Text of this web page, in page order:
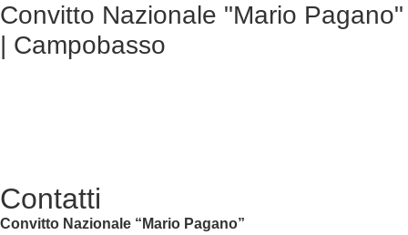
Convitto Nazionale "Mario Pagano"
| Campobasso
Contatti
Convitto Nazionale “Mario Pagano”